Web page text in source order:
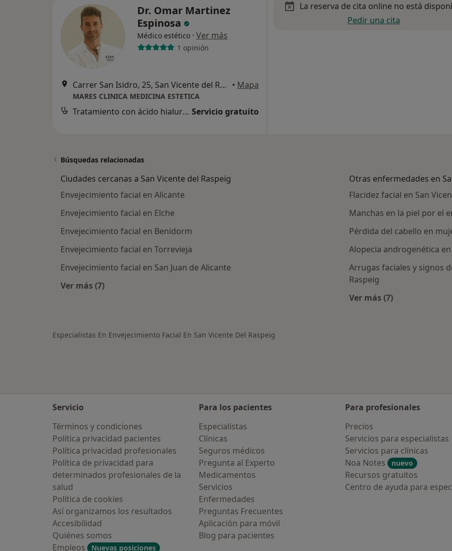
Dr. Omar Martinez
Espinosa
Médico estético · Ver más
1 opinión
Carrer San Isidro, 25, San Vicente del Raspeig • Mapa
MARES CLINICA MEDICINA ESTETICA
Tratamiento con ácido hialurónico en surco nasogeniano y línea marioneta Servicio gratuito
La reserva de cita online no está
Pedir una cita
Búsquedas relacionadas
Ciudades cercanas a San Vicente del Raspeig
Envejecimiento facial en Alicante
Envejecimiento facial en Elche
Envejecimiento facial en Benidorm
Envejecimiento facial en Torrevieja
Envejecimiento facial en San Juan de Alicante
Ver más (7)
Más en esta categoría: Ciudades cercanas a San Vicente del Raspeig
Otras enfermedades en
Flacidez facial en San
Manchas en la piel por el
Pérdida del cabello en
Alopecia androgenética
Arrugas faciales y signos
Raspeig
Ver más (7)
Especialistas En Envejecimiento Facial En San Vicente Del Raspeig
Servicio
Términos y condiciones
Política privacidad pacientes
Política privacidad profesionales
Política de privacidad para
determinados profesionales de la
salud
Política de cookies
Así organizamos los resultados
Accesibilidad
Quiénes somos
Empleos
Nuevas posiciones
Para los pacientes
Especialistas
Clínicas
Seguros médicos
Pregunta al Experto
Medicamentos
Servicios
Enfermedades
Preguntas Frecuentes
Aplicación para móvil
Blog para pacientes
Para profesionales
Precios
Servicios para especialistas
Servicios para clínicas
Noa Notes
nuevo
Recursos gratuitos
Centro de ayuda para